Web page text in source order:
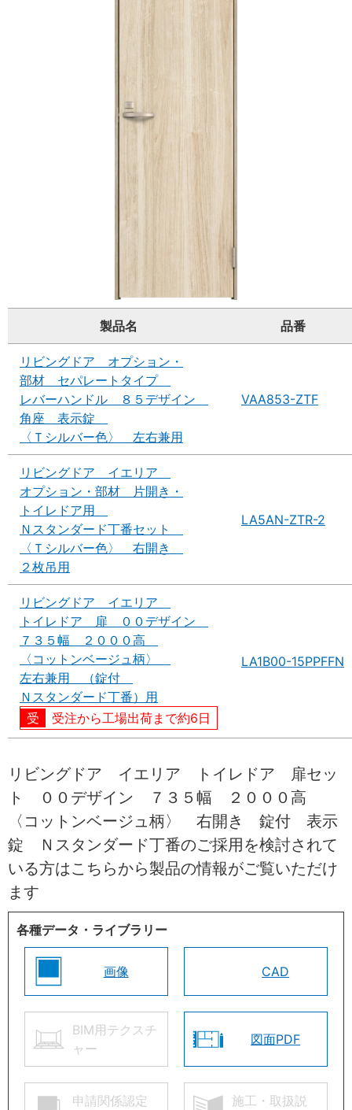
製品名 品番
リビングドア オプション・
部材 セパレートタイプ
レバーハンドル ８５デザイン
角座 表示錠
〈Ｔシルバー色〉 左右兼用
VAA853-ZTF
リビングドア イエリア
オプション・部材 片開き・
トイレドア用
Ｎスタンダード丁番セット
〈Ｔシルバー色〉 右開き
２枚吊用
LA5AN-ZTR-2
リビングドア イエリア
トイレドア 扉 ００デザイン
７３５幅 ２０００高
〈コットンベージュ柄〉
左右兼用 （錠付
Ｎスタンダード丁番）用
受注から工場出荷まで約6日
LA1B00-15PPFFN
リビングドア イエリア トイレドア 扉セッ
ト ００デザイン ７３５幅 ２０００高
〈コットンベージュ柄〉 右開き 錠付 表示
錠 Ｎスタンダード丁番のご採用を検討されて
いる方はこちらから製品の情報がご覧いただけ
ます
各種データ・ライブラリー
画像 CAD
BIM用テクスチ
ャー
図面PDF
申請関係認定
施工・取扱説